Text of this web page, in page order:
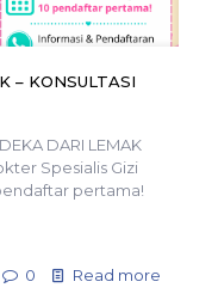
– KONSULTASI
DARI LEMAK
Spesialis Gizi
pertama!
0 Read more